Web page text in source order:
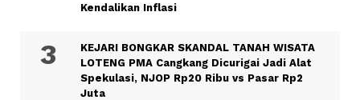
Kendalikan Inflasi
KEJARI BONGKAR SKANDAL TANAH WISATA
LOTENG PMA Cangkang Dicurigai Jadi Alat
Spekulasi, NJOP Rp20 Ribu vs Pasar Rp2
Juta